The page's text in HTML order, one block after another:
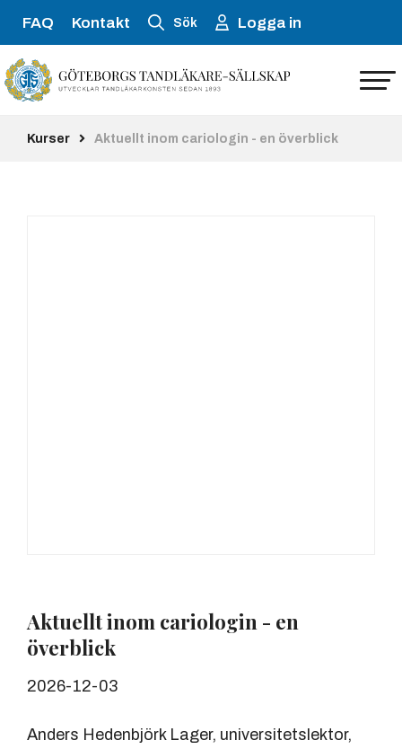
FAQ Kontakt Sök Logga in
Kurser Aktuellt inom cariologin - en överblick
Aktuellt inom cariologin - en
överblick
2026-12-03
Anders Hedenbjörk Lager, universitetslektor,